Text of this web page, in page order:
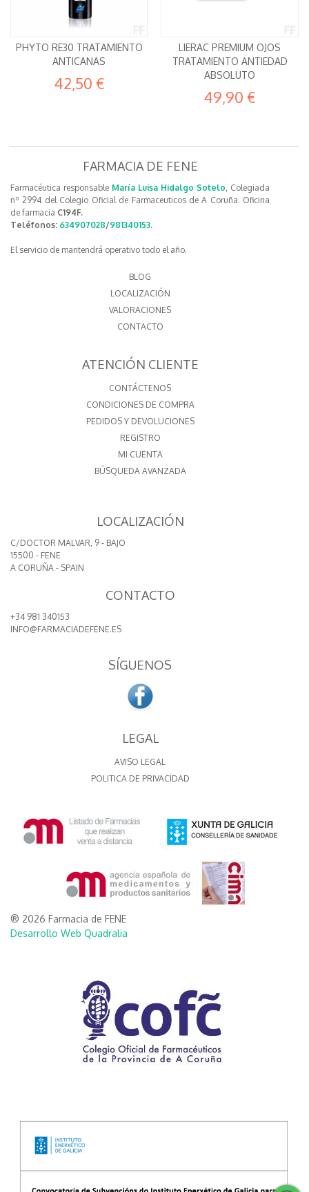
PHYTO RE30 TRATAMIENTO
ANTICANAS
42,50 €
LIERAC PREMIUM OJOS
TRATAMIENTO ANTIEDAD
ABSOLUTO
49,90 €
FARMACIA DE FENE
Farmacéutica responsable María Luisa Hidalgo Sotelo, Colegiada
nº 2994 del Colegio Oficial de Farmaceuticos de A Coruña. Oficina
de farmacia C194F.
Teléfonos: 634907028/981340153.
El servicio de mantendrá operativo todo el año.
BLOG
LOCALIZACIÓN
VALORACIONES
CONTACTO
ATENCIÓN CLIENTE
CONTÁCTENOS
CONDICIONES DE COMPRA
PEDIDOS Y DEVOLUCIONES
REGISTRO
MI CUENTA
BÚSQUEDA AVANZADA
LOCALIZACIÓN
C/DOCTOR MALVAR, 9 - BAJO
15500 - FENE
A CORUÑA - SPAIN
CONTACTO
+34 981 340153
INFO@FARMACIADEFENE.ES
SÍGUENOS
LEGAL
AVISO LEGAL
POLITICA DE PRIVACIDAD
® 2026 Farmacia de FENE
Desarrollo Web Quadralia